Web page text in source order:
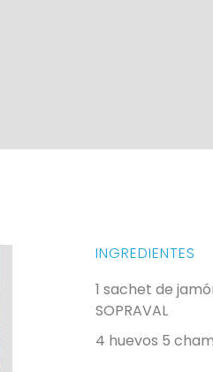
INGREDIENTES
1 sachet de
SOPRAVAL
4 huevos 5